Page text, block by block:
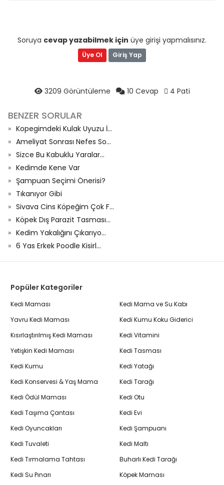
Soruya cevap yazabilmek için üye girişi yapmalısınız.
Üye Ol Giriş Yap
3209 Görüntüleme 10 Cevap 4 Pati
BENZER SORULAR
Kopegimdeki Kulak Uyuzu İ...
Ameliyat Sonrası Nefes So...
Sizce Bu Kabuklu Yaralar...
Kedimde Kene Var
Şampuan Seçimi Önerisi?
Tıkanıyor Gibi
Sivava Cins Köpeğim Çok F...
Köpek Dış Parazit Tasması...
Kedim Yakalığını Çıkarıyo...
6 Yas Erkek Poodle Kisirl...
Popüler Kategoriler
Kedi Maması
Yavru Kedi Maması
Kısırlaştırılmış Kedi Maması
Yetişkin Kedi Maması
Kedi Kumu
Kedi Konservesi & Yaş Mama
Kedi Ödül Maması
Kedi Taşıma Çantası
Kedi Oyuncakları
Kedi Tuvaleti
Kedi Tırmalama Tahtası
Kedi Su Pınarı
Kedi Mama ve Su Kabı
Kedi Kumu Koku Giderici
Kedi Vitamini
Kedi Tasması
Kedi Yatağı
Kedi Tarağı
Kedi Otu
Kedi Evi
Kedi Şampuanı
Kedi Maltı
Buharlı Kedi Tarağı
Köpek Maması